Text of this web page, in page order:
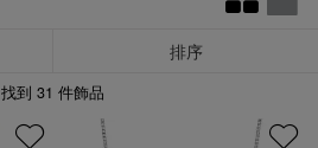
排序
找到 31 件飾品